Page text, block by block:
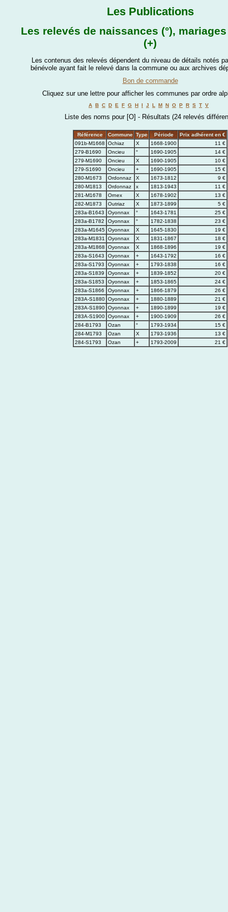
Les Publications
Les relevés de naissances (°),
(+)
Les contenus des relevés dépendent du niveau de détails notés
bénévole ayant fait le relevé dans la commune ou aux archives
Bon de commande
Cliquez sur une lettre pour afficher les communes par ordre
A B C D E F G H I J L M N O P R S T V
Liste des noms pour [O] - Résultats (24 relevés
Référence Commune Type Période
Prix adhérent en €
091b-M1668
Ochiaz X 1668-1900
11 €
279-B1690
Oncieu ° 1690-1905
14 €
279-M1690
Oncieu X 1690-1905
10 €
279-S1690
Oncieu + 1690-1905
15 €
280-M1673
Ordonnaz X 1673-1812
9 €
280-M1813
Ordonnaz x 1813-1943
11 €
281-M1678
Ornex X 1678-1902
13 €
282-M1873
Outriaz X 1873-1899
5 €
283a-B1643
Oyonnax ° 1643-1781
25 €
283a-B1782
Oyonnax ° 1782-1838
23 €
283a-M1645 Oyonnax X 1645-1830
19 €
283a-M1831
Oyonnax X 1831-1867
18 €
283a-M1868
Oyonnax X 1868-1896
19 €
283a-S1643
Oyonnax + 1643-1792
16 €
283a-S1793
Oyonnax + 1793-1838
16 €
283a-S1839
Oyonnax + 1839-1852
20 €
283a-S1853
Oyonnax + 1853-1865
24 €
283a-S1866
Oyonnax + 1866-1879
26 €
283A-S1880 Oyonnax + 1880-1889
21 €
283A-S1890 Oyonnax + 1890-1899
19 €
283A-S1900 Oyonnax + 1900-1909
26 €
284-B1793
Ozan ° 1793-1934
15 €
284-M1793
Ozan X 1793-1936
13 €
284-S1793
Ozan + 1793-2009 21 €